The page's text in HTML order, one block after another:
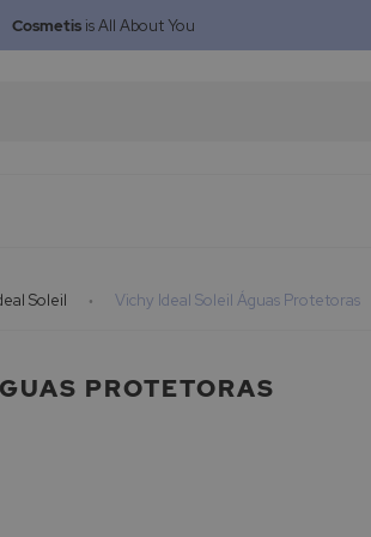
Cosmetisis All About You
Soleil Vichy Ideal Soleil Águas Protetoras
PROTETORAS